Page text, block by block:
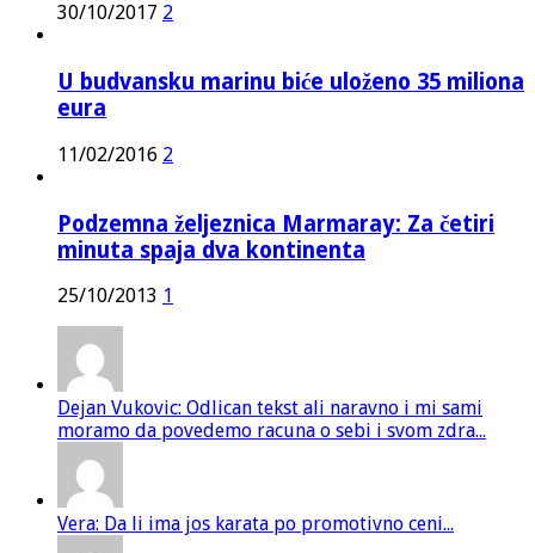
30/10/2017 2
U budvansku marinu biće uloženo 35 miliona
eura
11/02/2016 2
Podzemna željeznica Marmaray: Za četiri
minuta spaja dva kontinenta
25/10/2013 1
Dejan Vukovic: Odlican tekst ali naravno i mi sami
moramo da povedemo racuna o sebi i svom zdra...
Vera: Da li ima jos karata po promotivno ceni...